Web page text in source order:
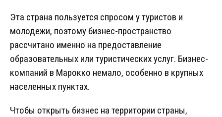
Эта страна пользуется спросом у туристов и
молодежи, поэтому бизнес-пространство
рассчитано именно на предоставление
образовательных или туристических услуг. Бизнес-
компаний в Марокко немало, особенно в крупных
населенных пунктах.
Чтобы открыть бизнес на территории страны,